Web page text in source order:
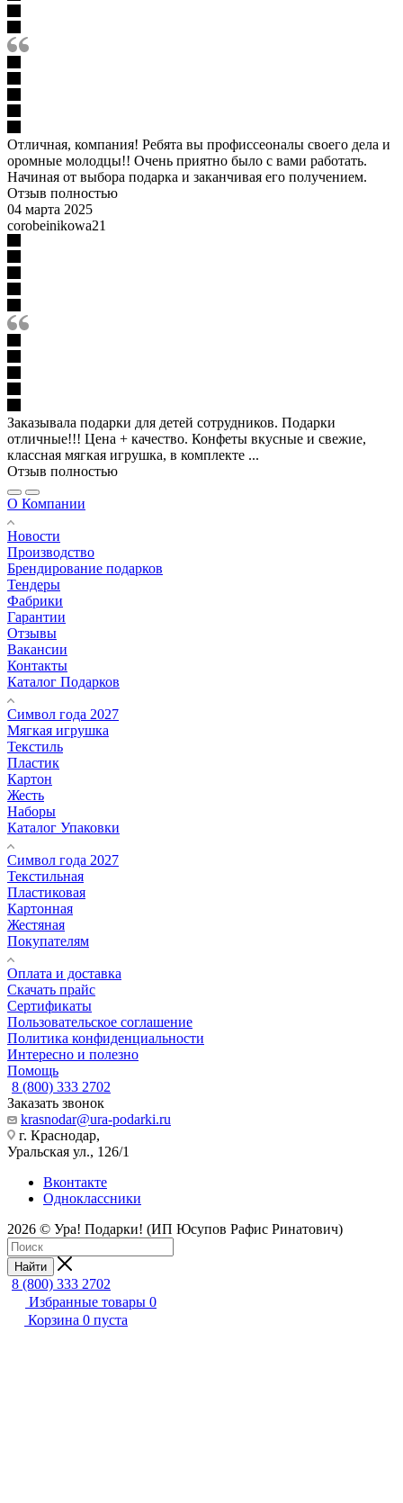
Отличная, компания! Ребята вы профиссеоналы своего дела и
оромные молодцы!! Очень приятно было с вами работать.
Начиная от выбора подарка и заканчивая его получением.
Отзыв полностью
04 марта 2025
corobeinikowa21
Заказывала подарки для детей сотрудников. Подарки
отличные!!! Цена + качество. Конфеты вкусные и свежие,
классная мягкая игрушка, в комплекте ...
Отзыв полностью
О Компании
Новости
Производство
Брендирование подарков
Тендеры
Фабрики
Гарантии
Отзывы
Вакансии
Контакты
Каталог Подарков
Символ года 2027
Мягкая игрушка
Текстиль
Пластик
Картон
Жесть
Наборы
Каталог Упаковки
Символ года 2027
Текстильная
Пластиковая
Картонная
Жестяная
Покупателям
Оплата и доставка
Скачать прайс
Сертификаты
Пользовательское соглашение
Политика конфиденциальности
Интересно и полезно
Помощь
8 (800) 333 2702
Заказать звонок
krasnodar@ura-podarki.ru
г. Краснодар,
Уральская ул., 126/1
Вконтакте
Одноклассники
2026 © Ура! Подарки! (ИП Юсупов Рафис Ринатович)
Найти
8 (800) 333 2702
Избранные товары 0
Корзина 0 пуста